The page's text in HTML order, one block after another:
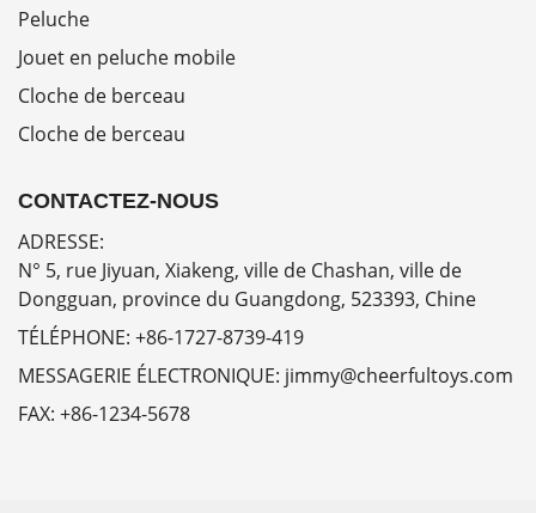
Peluche
Jouet en peluche mobile
Cloche de berceau
Cloche de berceau
CONTACTEZ-NOUS
ADRESSE:
N° 5, rue Jiyuan, Xiakeng, ville de Chashan, ville de
Dongguan, province du Guangdong, 523393, Chine
TÉLÉPHONE: +86-1727-8739-419
MESSAGERIE ÉLECTRONIQUE: jimmy@cheerfultoys.com
FAX: +86-1234-5678